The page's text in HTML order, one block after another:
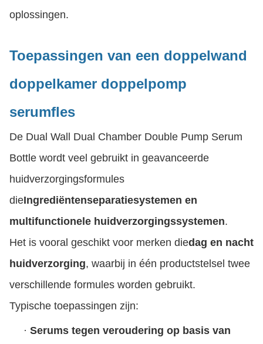
oplossingen.
Toepassingen van een doppelwand
doppelkamer doppelpomp
serumfles
De Dual Wall Dual Chamber Double Pump Serum
Bottle wordt veel gebruikt in geavanceerde
huidverzorgingsformules
dieIngrediëntenseparatiesystemen en
multifunctionele huidverzorgingssystemen.
Het is vooral geschikt voor merken diedag en nacht
huidverzorging, waarbij in één productstelsel twee
verschillende formules worden gebruikt.
Typische toepassingen zijn:
· Serums tegen veroudering op basis van